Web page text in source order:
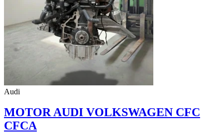
Audi
MOTOR AUDI VOLKSWAGEN CFC
CFCA